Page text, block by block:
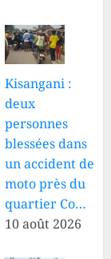
Kisangani :
deux
personnes
blessées dans
un accident de
moto près du
quartier Co…
10 août 2026